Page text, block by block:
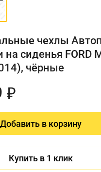
чехлы
на сиденья FORD
чёрные
₽
Добавить в корзину
Купить в 1 клик